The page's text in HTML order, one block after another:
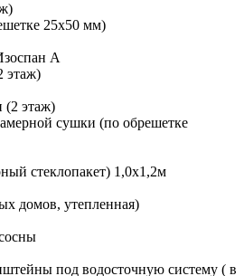
25х50 мм)
А
этаж)
(2 этаж)
сушки (по обрешетке
стеклопакет) 1,0х1,2м
домов, утепленная)
под водосточную систему ( в